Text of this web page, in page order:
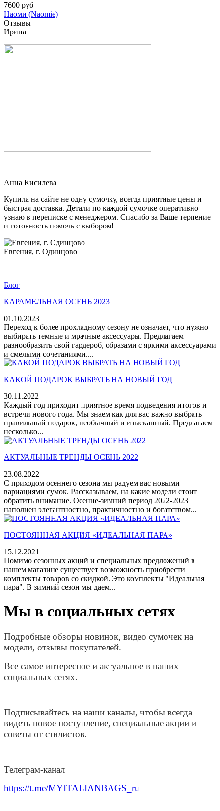
7600 руб
Наоми (Naomie)
Отзывы
Ирина
Анна Кисилева
Купила на сайте не одну сумочку, всегда приятные цены и
быстрая доставка. Детали по каждой сумочке оперативно
узнаю в переписке с менеджером. Спасибо за Ваше терпение
и готовность помочь с выбором!
Евгения, г. Одинцово
Блог
КАРАМЕЛЬНАЯ ОСЕНЬ 2023
01.10.2023
Переход к более прохладному сезону не означает, что нужно
выбирать темные и мрачные аксессуары. Предлагаем
разнообразить свой гардероб, образами с яркими аксессуарами
и смелыми сочетаниями....
КАКОЙ ПОДАРОК ВЫБРАТЬ НА НОВЫЙ ГОД
30.11.2022
Каждый год приходит приятное время подведения итогов и
встречи нового года. Мы знаем как для вас важно выбрать
правильный подарок, необычный и изысканный. Предлагаем
несколько...
АКТУАЛЬНЫЕ ТРЕНДЫ ОСЕНЬ 2022
23.08.2022
С приходом осеннего сезона мы радуем вас новыми
вариациями сумок. Рассказываем, на какие модели стоит
обратить внимание. Осенне-зимний период 2022-2023
наполнен элегантностью, практичностью и богатством...
ПОСТОЯННАЯ АКЦИЯ «ИДЕАЛЬНАЯ ПАРА»
15.12.2021
Помимо сезонных акций и специальных предложений в
нашем магазине существует возможность приобрести
комплекты товаров со скидкой. Это комплекты "Идеальная
пара". В зимний сезон мы даем...
Мы в социальных сетях
Подробные обзоры новинок, видео сумочек на
модели, отзывы покупателей.
Все самое интересное и актуальное в наших
социальных сетях.
Подписывайтесь на наши каналы, чтобы всегда
видеть новое поступление, специальные акции и
советы от стилистов.
Телеграм-канал
https://t.me/MYITALIANBAGS_ru